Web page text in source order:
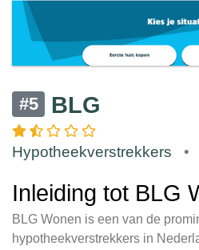
#5 BLG
Hypotheekverstrekkers •
Inleiding tot BLG
BLG Wonen is een van de
hypotheekverstrekkers in